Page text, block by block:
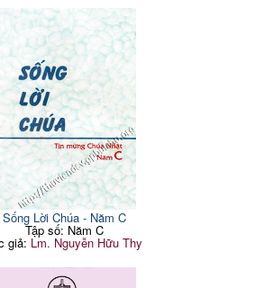
Sống Lời Chúa - Năm C
Tập số: Năm C
giả: Lm. Nguyễn Hữu Thy